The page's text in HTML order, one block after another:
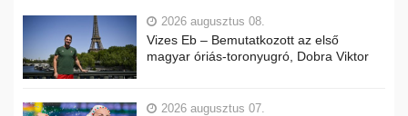
2026 augusztus 08.
Vizes Eb – Bemutatkozott az első
magyar óriás-toronyugró, Dobra Viktor
2026 augusztus 07.